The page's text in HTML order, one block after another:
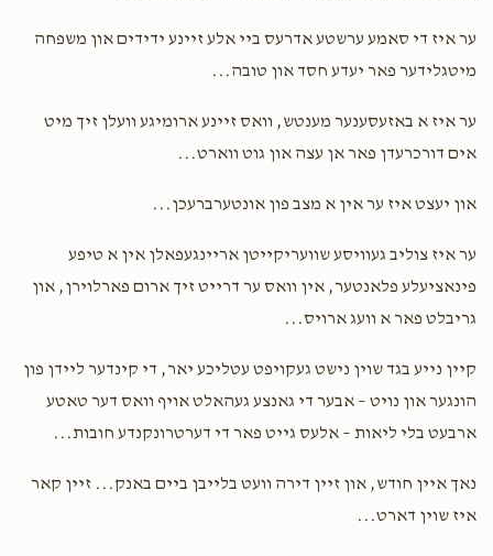
3 years ago $100.00
Phone DonationChaim Pal
ער איז די סאמע ערשטע אדרעס ביי אלע זיינע ידידים און משפחה
מיטגלידער פאר יעדע חסד און טובה...
ער איז א באזעסענער מענטש, וואס זיינע ארומיגע וועלן זיך מיט
אים דורכרעדן פאר אן עצה און גוט ווארט...
און יעצט איז ער אין א מצב פון אונטערברעכן...
ער איז צוליב געוויסע שוועריקייטן אריינגעפאלן אין א טיפע
פינאציעלע פלאנטער, אין וואס ער דרייט זיך ארום פארלוירן, און
גריבלט פאר א וועג ארויס...
קיין נייע בגד שוין נישט געקויפט עטליכע יאר, די קינדער ליידן פון
הונגער און נויט – אבער די גאנצע געהאלט אויף וואס דער טאטע
ארבעט בלי ליאות – אלעס גייט פאר די דערטרונקנדע חובות...
נאך איין חודש, און זיין דירה וועט בלייבן ביים באנק... זיין קאר
איז שוין דארט...